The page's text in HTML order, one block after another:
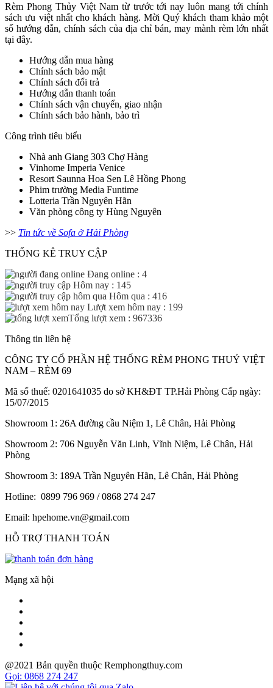
Rèm Phong Thủy Việt Nam từ trước tới nay luôn mang tới chính
sách ưu việt nhất cho khách hàng. Mời Quý khách tham khảo một
số hướng dẫn, chính sách của địa chỉ bán, may mành rèm lớn nhất
tại đây.
Hướng dẫn mua hàng
Chính sách bảo mật
Chính sách đổi trả
Hướng dẫn thanh toán
Chính sách vận chuyển, giao nhận
Chính sách bảo hành, bảo trì
Công trình tiêu biểu
Nhà anh Giang 303 Chợ Hàng
Vinhome Imperia Venice
Resort Saunna Hoa Sen Lê Hồng Phong
Phim trường Media Funtime
Lotteria Trần Nguyên Hãn
Văn phòng công ty Hùng Nguyên
>> Tin tức về Sofa ở Hải Phòng
THỐNG KÊ TRUY CẬP
Đang online : 4
Hôm nay : 145
Hôm qua : 416
Lượt xem hôm nay : 199
Tổng lượt xem : 967336
Thông tin liên hệ
CÔNG TY CỔ PHẦN HỆ THỐNG RÈM PHONG THUỶ VIỆT
NAM – RÈM 69
Mã số thuế: 0201641035 do sở KH&ĐT TP.Hải Phòng Cấp ngày:
15/07/2015
Showroom 1: 26A đường cầu Niệm 1, Lê Chân, Hải Phòng
Showroom 2: 706 Nguyễn Văn Linh, Vĩnh Niệm, Lê Chân, Hải
Phòng
Showroom 3: 189A Trần Nguyên Hãn, Lê Chân, Hải Phòng
Hotline: 0899 796 969 / 0868 274 247
Email: hpehome.vn@gmail.com
HỖ TRỢ THANH TOÁN
Mạng xã hội
@2021 Bản quyền thuộc Remphongthuy.com
Gọi: 0868 274 247